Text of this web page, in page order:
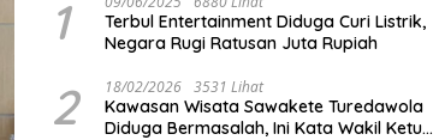
1
Terbul Entertainment Diduga Curi Listrik,
Negara Rugi Ratusan Juta Rupiah
2 18/02/2026 3531 Lihat
Kawasan Wisata Sawakete Turedawola
Diduga Bermasalah, Ini Kata Wakil Ketua